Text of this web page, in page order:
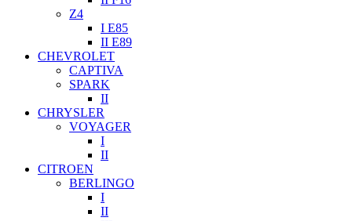
Z4
I E85
II E89
CHEVROLET
CAPTIVA
SPARK
II
CHRYSLER
VOYAGER
I
II
CITROEN
BERLINGO
I
II